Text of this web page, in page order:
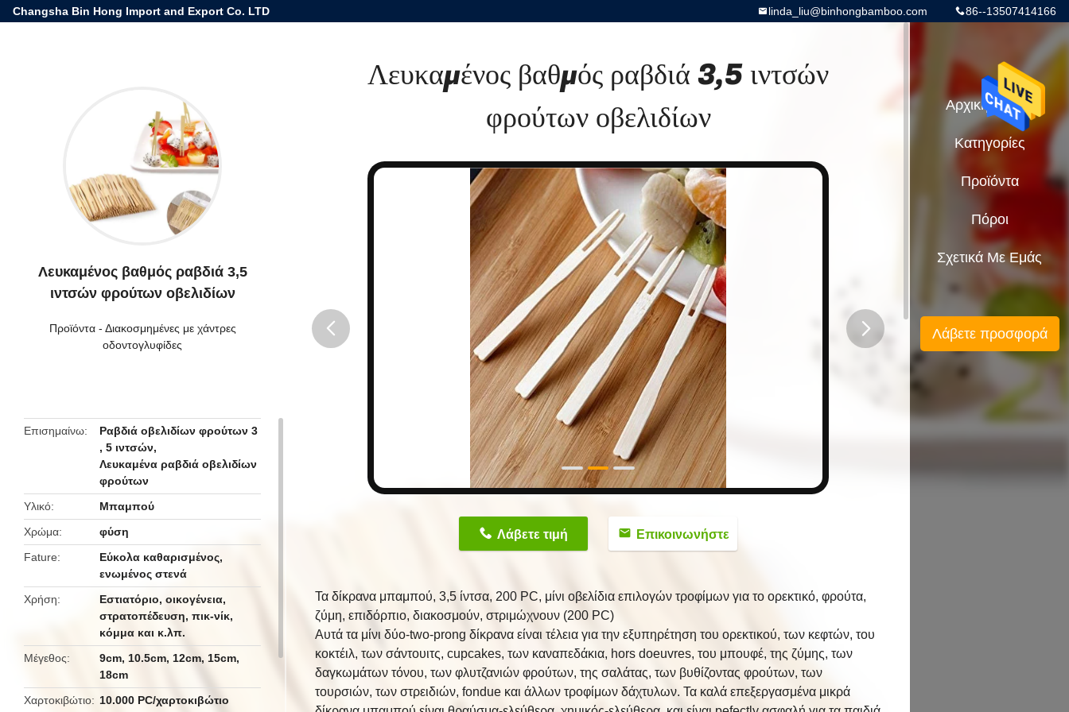
Changsha Bin Hong Import and Export Co. LTD 86--13507414166
linda_liu@binhongbamboo.com
Λευκαμένος βαθμός ραβδιά 3,5
ιντσών φρούτων οβελιδίων
Προϊόντα- Διακοσμημένες με χάντρες
οδοντογλυφίδες
Επισημαίνω
Ραβδιά οβελιδίων φρούτων 3
,5 ιντσών,
Λευκαμένα ραβδιά οβελιδίων
φρούτων
Υλικό
Μπαμπού
Χρώμα
φύση
Fature
Εύκολα καθαρισμένος,
ενωμένος στενά
Χρήση
Εστιατόριο, οικογένεια,
στρατοπέδευση, πικ-νίκ,
κόμμα και κ.λπ.
Μέγεθος
9cm, 10.5cm, 12cm, 15cm,
18cm
Χαρτοκιβώτιο
10.000 PC/χαρτοκιβώτιο
Λευκαμένος βαθμός ραβδιά 3,5 ιντσών
φρούτων οβελιδίων
Λάβετε τιμή Επικοινωνήστε
Τα δίκρανα μπαμπού, 3,5 ίντσα, 200 PC, μίνι οβελίδια επιλογών τροφίμων για το ορεκτικό, φρούτα,
ζύμη, επιδόρπιο, διακοσμούν, στριμώχνουν (200 PC)
Αυτά τα μίνι δύο-two-prong δίκρανα είναι τέλεια για την εξυπηρέτηση του ορεκτικού, των κεφτών, του
κοκτέιλ, των σάντουιτς, cupcakes, των καναπεδάκια, hors doeuvres, του μπουφέ, της ζύμης, των
δαγκωμάτων τόνου, των φλυτζανιών φρούτων, της σαλάτας, των βυθίζοντας φρούτων, των
τουρσιών, των στρειδιών, fondue και άλλων τροφίμων δάχτυλων. Τα καλά επεξεργασμένα μικρά
Αρχική Σελίδα
Κατηγορίες
Προϊόντα
Πόροι
Σχετικά Με Εμάς
Λάβετε προσφορά